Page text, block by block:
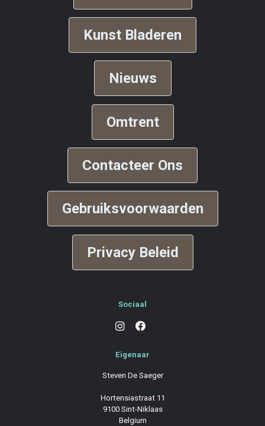
Kunst Bladeren
Nieuws
Omtrent
Contacteer Ons
Gebruiksvoorwaarden
Privacy Beleid
Sociaal
Eigenaar
Steven De Saeger
Hortensiastraat 11
9100 Sint-Niklaas
Belgium